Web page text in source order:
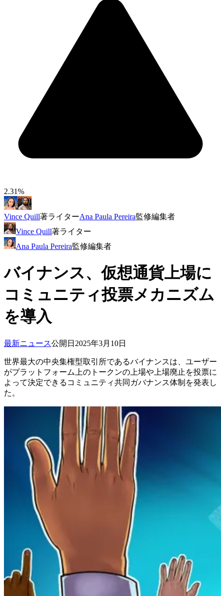
2.31%
Vince Quill著ライターAna Paula Pereira監修編集者
Vince Quill著ライター
Ana Paula Pereira監修編集者
バイナンス、仮想通貨上場に
コミュニティ投票メカニズム
を導入
最新ニュース公開日 2025年3月10日
世界最大の中央集権型取引所であるバイナンスは、ユーザー
がプラットフォーム上のトークンの上場や上場廃止を投票に
よって決定できるコミュニティ共同ガバナンス体制を発表し
た。